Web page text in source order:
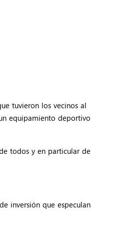
tuvieron los vecinos al
equipamiento deportivo
todos y en particular de
inversión que especulan